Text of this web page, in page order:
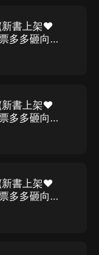
新書上架♥
多多砸向
新書上架♥
多多砸向
新書上架♥
多多砸向